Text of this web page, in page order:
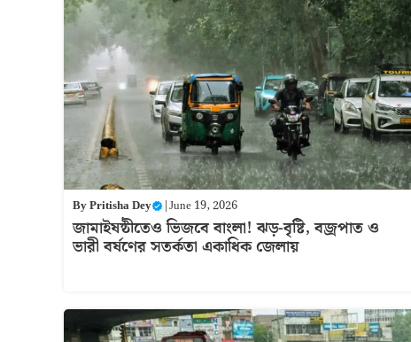
ByPritisha Dey |June 19, 2026
জামাইষষ্ঠীতেও ভিজবে বাংলা! ঝড়-বৃষ্টি, বজ্রপাত ও
ভারী বর্ষণের সতর্কতা একাধিক জেলায়